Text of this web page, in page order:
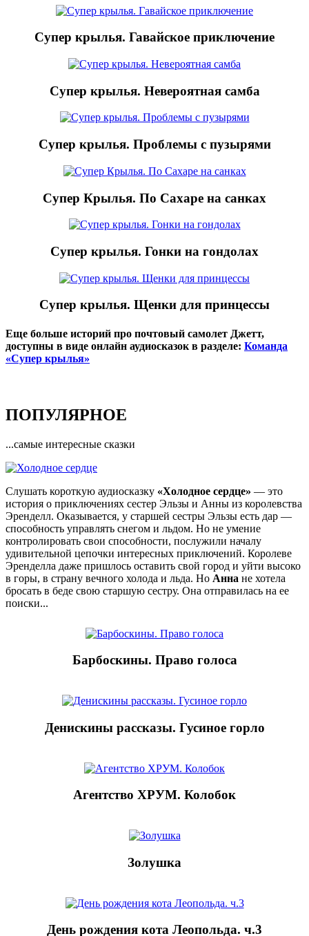
Супер крылья. Гавайское приключение
Супер крылья. Невероятная самба
Супер крылья. Проблемы с пузырями
Супер Крылья. По Сахаре на санках
Супер крылья. Гонки на гондолах
Супер крылья. Щенки для принцессы
Еще больше историй про почтовый самолет Джетт,
доступны в виде онлайн аудиосказок в разделе: Команда
«Супер крылья»
ПОПУЛЯРНОЕ
...самые интересные сказки
Слушать короткую аудиосказку «Холодное сердце» — это
история о приключениях сестер Эльзы и Анны из королевства
Эренделл. Оказывается, у старшей сестры Эльзы есть дар —
способность управлять снегом и льдом. Но не умение
контролировать свои способности, послужили началу
удивительной цепочки интересных приключений. Королеве
Эренделла даже пришлось оставить свой город и уйти высоко
в горы, в страну вечного холода и льда. Но Анна не хотела
бросать в беде свою старшую сестру. Она отправилась на ее
поиски...
Барбоскины. Право голоса
Денискины рассказы. Гусиное горло
Агентство ХРУМ. Колобок
Золушка
День рождения кота Леопольда. ч.3